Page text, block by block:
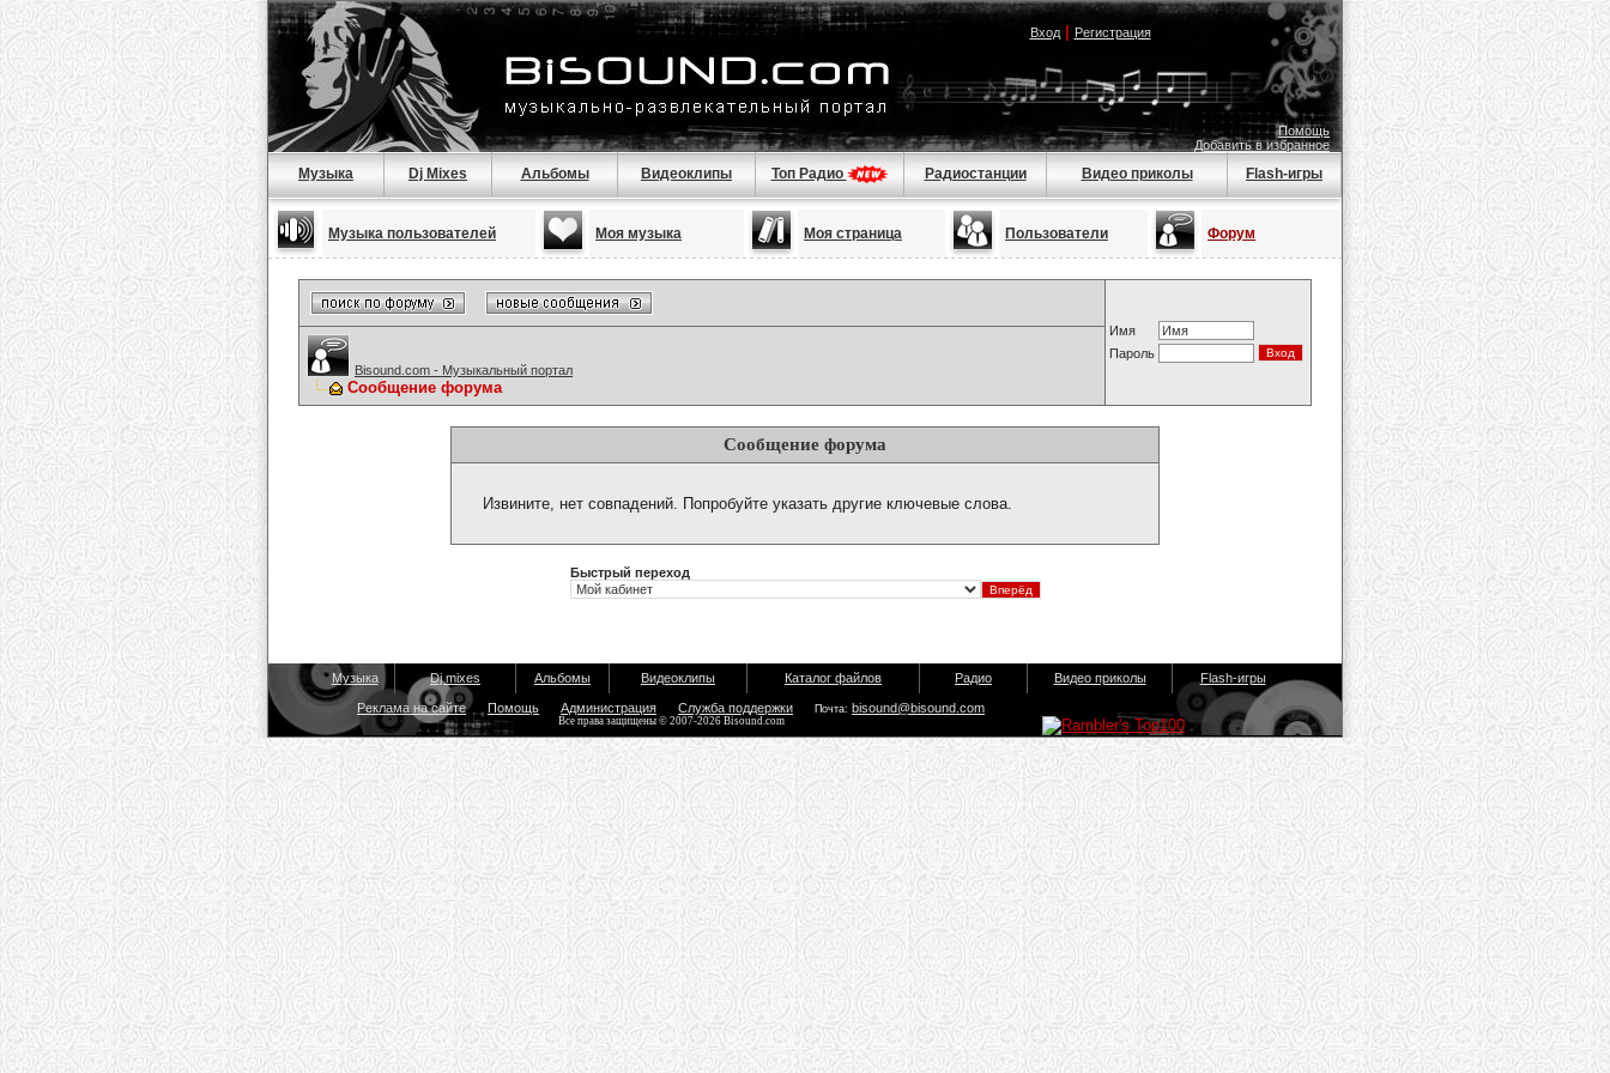
Вход| Регистрация
Помощь
Добавить в избранное
Музыка Dj Mixes Альбомы Видеоклипы Топ Радио Радиостанции Видео приколы Flash-игры
Музыка пользователей Моя музыка Моя страница Пользователи Форум
Имя
Пароль
Bisound.com - Музыкальный портал
Сообщение форума
Сообщение форума
Извините, нет совпадений. Попробуйте указать другие ключевые слова.
Быстрый переход
Музыка Dj mixes Альбомы Видеоклипы Каталог файлов Радио Видео приколы Flash-игры
Реклама на сайте Помощь Администрация Служба поддержки Почта: bisound@bisound.com
Все права защищены © 2007-2026 Bisound.com